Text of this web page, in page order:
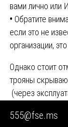
вами лично или
• Обратите
если это не
организации,
Однако стоит
трояны
(через
на помощь
используем
555@fse.ms